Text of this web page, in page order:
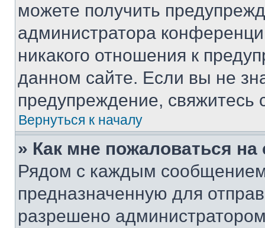
можете получить
администратора
никакого отношения к
данном сайте. Если вы не
предупреждение,
Вернуться к началу
» Как мне пожаловаться
Рядом с каждым сообщением
предназначенную для
разрешено